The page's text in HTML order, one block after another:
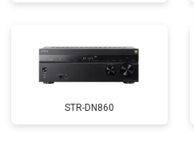
STR-DN860